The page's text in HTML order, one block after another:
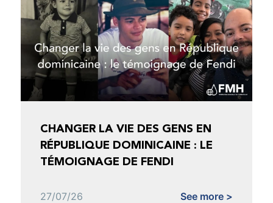
CHANGER LA VIE DES GENS EN
RÉPUBLIQUE DOMINICAINE : LE
TÉMOIGNAGE DE FENDI
27/07/26 See more >